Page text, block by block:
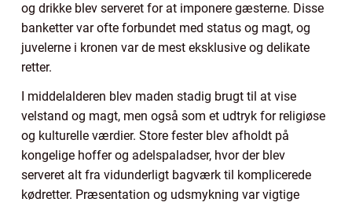
og drikke blev serveret for at imponere gæsterne. Disse
banketter var ofte forbundet med status og magt, og
juvelerne i kronen var de mest eksklusive og delikate
retter.
I middelalderen blev maden stadig brugt til at vise
velstand og magt, men også som et udtryk for religiøse
og kulturelle værdier. Store fester blev afholdt på
kongelige hoffer og adelspaladser, hvor der blev
serveret alt fra vidunderligt bagværk til komplicerede
kødretter. Præsentation og udsmykning var vigtige